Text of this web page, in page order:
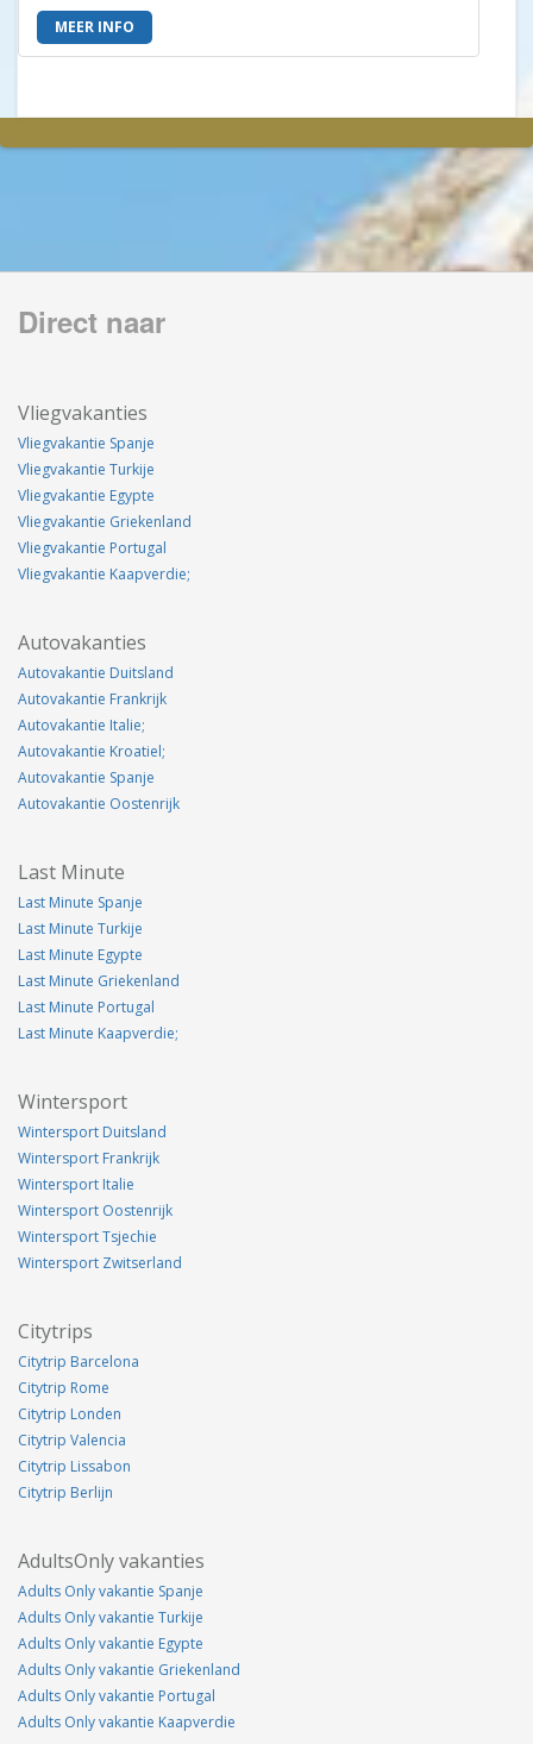
MEER INFO
Direct naar
Vliegvakanties
Vliegvakantie Spanje
Vliegvakantie Turkije
Vliegvakantie Egypte
Vliegvakantie Griekenland
Vliegvakantie Portugal
Vliegvakantie Kaapverdie;
Autovakanties
Autovakantie Duitsland
Autovakantie Frankrijk
Autovakantie Italie;
Autovakantie Kroatiel;
Autovakantie Spanje
Autovakantie Oostenrijk
Last Minute
Last Minute Spanje
Last Minute Turkije
Last Minute Egypte
Last Minute Griekenland
Last Minute Portugal
Last Minute Kaapverdie;
Wintersport
Wintersport Duitsland
Wintersport Frankrijk
Wintersport Italie
Wintersport Oostenrijk
Wintersport Tsjechie
Wintersport Zwitserland
Citytrips
Citytrip Barcelona
Citytrip Rome
Citytrip Londen
Citytrip Valencia
Citytrip Lissabon
Citytrip Berlijn
AdultsOnly vakanties
Adults Only vakantie Spanje
Adults Only vakantie Turkije
Adults Only vakantie Egypte
Adults Only vakantie Griekenland
Adults Only vakantie Portugal
Adults Only vakantie Kaapverdie